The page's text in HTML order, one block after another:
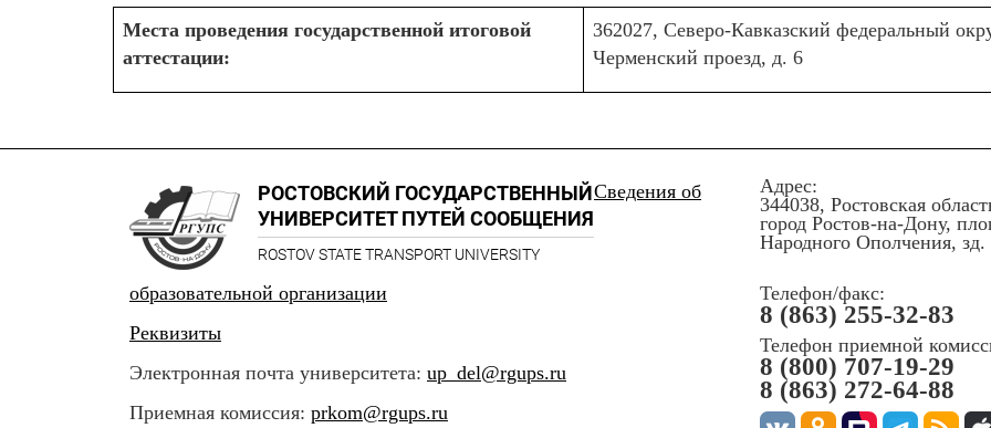
Места проведения государственной итоговой
аттестации:
362027, Северо-Кавказский федеральный
Черменский проезд, д. 6
РОСТОВСКИЙ ГОСУДАРСТВЕННЫЙ
УНИВЕРСИТЕТ ПУТЕЙ СООБЩЕНИЯ
ROSTOV STATE TRANSPORT UNIVERSITY
Сведения об
образовательной организации
Реквизиты
Электронная почта университета: up_del@rgups.ru
Приемная комиссия: prkom@rgups.ru
Адрес:
344038, Ростовская
город Ростов-на-Дону,
Народного Ополчения, зд.
Телефон/факс:
8 (863) 255-32-83
Телефон приемной
8 (800) 707-19-29
8 (863) 272-64-88